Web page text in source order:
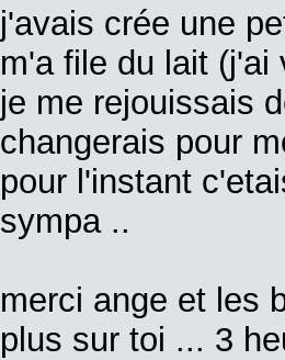
j'avais crée une
m'a file du lait (j'ai
je me rejouissais
changerais pour
pour l'instant
sympa ..
merci ange et les
plus sur toi ... 3